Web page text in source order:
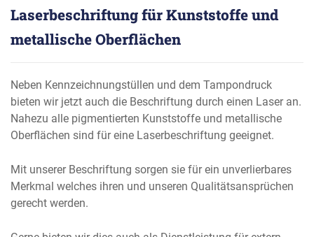
Laserbeschriftung für Kunststoffe und
metallische Oberflächen
Neben Kennzeichnungstüllen und dem Tampondruck
bieten wir jetzt auch die Beschriftung durch einen Laser an.
Nahezu alle pigmentierten Kunststoffe und metallische
Oberflächen sind für eine Laserbeschriftung geeignet.
Mit unserer Beschriftung sorgen sie für ein unverlierbares
Merkmal welches ihren und unseren Qualitätsansprüchen
gerecht werden.